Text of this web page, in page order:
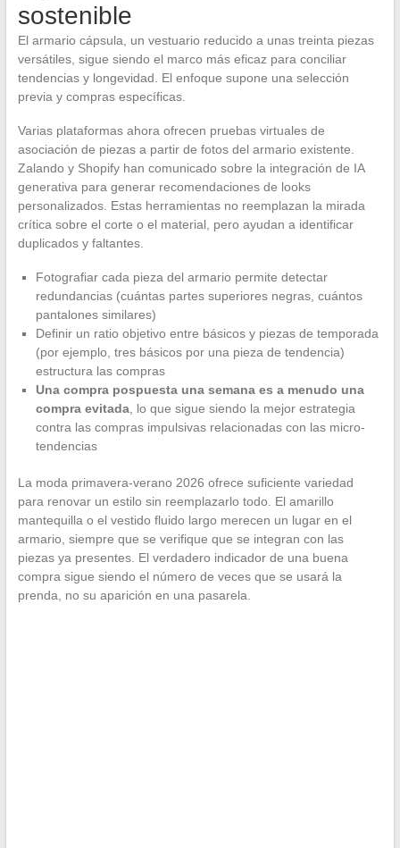
sostenible
El armario cápsula, un vestuario reducido a unas treinta piezas
versátiles, sigue siendo el marco más eficaz para conciliar
tendencias y longevidad. El enfoque supone una selección
previa y compras específicas.
Varias plataformas ahora ofrecen pruebas virtuales de
asociación de piezas a partir de fotos del armario existente.
Zalando y Shopify han comunicado sobre la integración de IA
generativa para generar recomendaciones de looks
personalizados. Estas herramientas no reemplazan la mirada
crítica sobre el corte o el material, pero ayudan a identificar
duplicados y faltantes.
Fotografiar cada pieza del armario permite detectar
redundancias (cuántas partes superiores negras, cuántos
pantalones similares)
Definir un ratio objetivo entre básicos y piezas de temporada
(por ejemplo, tres básicos por una pieza de tendencia)
estructura las compras
Una compra pospuesta una semana es a menudo una
compra evitada, lo que sigue siendo la mejor estrategia
contra las compras impulsivas relacionadas con las micro-
tendencias
La moda primavera-verano 2026 ofrece suficiente variedad
para renovar un estilo sin reemplazarlo todo. El amarillo
mantequilla o el vestido fluido largo merecen un lugar en el
armario, siempre que se verifique que se integran con las
piezas ya presentes. El verdadero indicador de una buena
compra sigue siendo el número de veces que se usará la
prenda, no su aparición en una pasarela.